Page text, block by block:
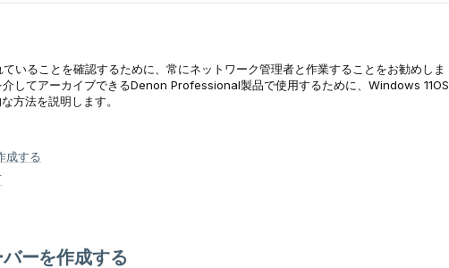
いることを確認するために、常にネットワーク管理者と作業することをお勧めしま
してアーカイブできるDenon Professional製品で使用するために、Windows 11OS
方法を説明します。
成する
ーを作成する